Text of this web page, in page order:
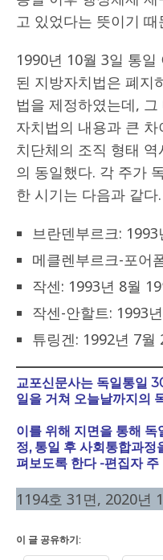
고 있었다는 뜻이기 때
1990년 10월 3일 통
된 지방자치법은 폐지
법을 제정하였는데,
자치법의 내용과 큰
치단체의 조직 형태
의 동일했다. 각 주가
한 시기는 다음과 같다.
브란덴부르크: 1993
메클렌부르크-포어
작센: 1993년 8월
작센-안할트: 1993
튜링겐: 1992년 7월
교포신문사는 독일통일
일을 거쳐 오늘날까지의
이를 위해 지면을 통해 독
정, 통일 후 사회통합과
펴보도록 한다 -편집자 주
1194호 31면, 2020년
이 글 공유하기: